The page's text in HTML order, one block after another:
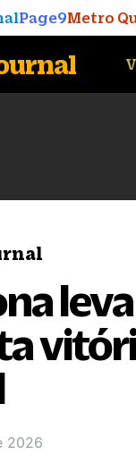
Page9Metro
2026